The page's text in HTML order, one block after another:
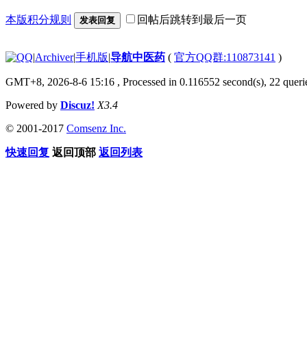
本版积分规则 发表回复 回帖后跳转到最后一页
|Archiver|手机版|导航中医药 ( 官方QQ群:110873141 )
GMT+8, 2026-8-6 15:16 , Processed in 0.116552 second(s), 22
Powered by Discuz! X3.4
© 2001-2017 Comsenz Inc.
快速回复 返回顶部 返回列表